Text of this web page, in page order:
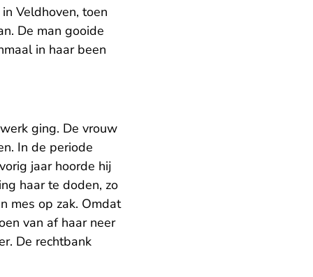
Veldhoven, toen
De man gooide
in haar been
ging. De vrouw
In de periode
jaar hoorde hij
haar te doden, zo
mes op zak. Omdat
van af haar neer
De rechtbank